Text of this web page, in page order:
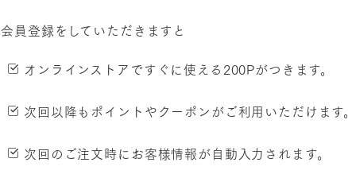
会員登録をしていただきますと
オンラインストアですぐに使える200Pがつきます。
次回以降もポイントやクーポンがご利用いただけます。
次回のご注文時にお客様情報が自動入力されます。